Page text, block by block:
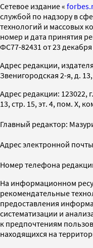
Cетевое издание «
службой по надзору в
технологий и массовых
номер и дата принятия
ФС77-82431 от 23 декабря
Адрес редакции,
Звенигородская 2-я, д.
Адрес редакции: 123022,
13, стр. 15, эт. 4, пом. X,
Главный редактор:
Адрес электронной
Номер телефона
На информационном
рекомендательные
предоставления
систематизации и
к предпочтениям
находящихся на